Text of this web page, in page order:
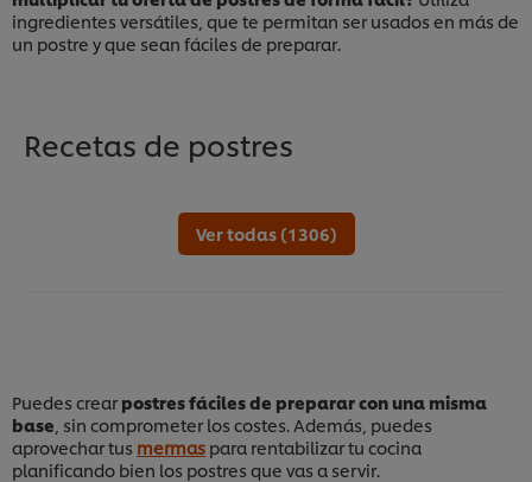
ingredientes versátiles, que te permitan ser usados en más de
un postre y que sean fáciles de preparar.
Recetas de postres
Ver todas (1306)
Puedes crearpostres fáciles de prepararcon una misma
base , sin comprometer los costes. Además, puedes
aprovechar tus mermas para rentabilizar tu cocina
planificando bien los postres que vas a servir.